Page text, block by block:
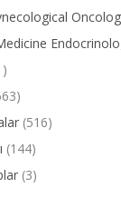
(516)
(144)
(3)